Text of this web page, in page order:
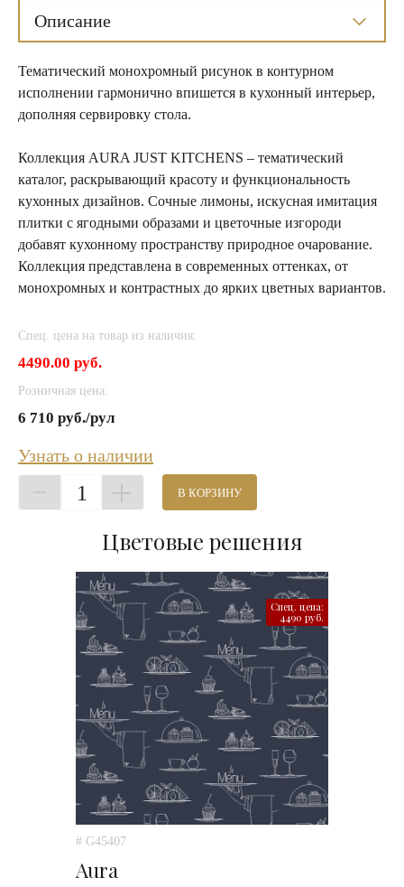
Описание
Тематический монохромный рисунок в контурном
исполнении гармонично впишется в кухонный интерьер,
дополняя сервировку стола.
Коллекция AURA JUST KITCHENS – тематический
каталог, раскрывающий красоту и функциональность
кухонных дизайнов. Сочные лимоны, искусная имитация
плитки с ягодными образами и цветочные изгороди
добавят кухонному пространству природное очарование.
Коллекция представлена в современных оттенках, от
монохромных и контрастных до ярких цветных вариантов.
Спец. цена на товар из наличия:
4490.00 руб.
Розничная цена:
6 710 руб./рул
Узнать о наличии
1 В КОРЗИНУ
Цветовые решения
Спец. цена:
4490 руб.
# G45407
Aura